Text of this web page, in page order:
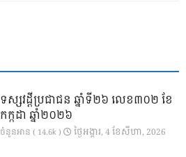
ទស្សវដ្តីប្រជាជន ឆ្នាំទី២៦ លេខ៣០២ ខែ
កក្កដា ឆ្នាំ២០២៦
ចំនួនអាន ( 14.6k ) ថ្ងៃ​អង្គារ, 4 ខែ​សីហា, 2026